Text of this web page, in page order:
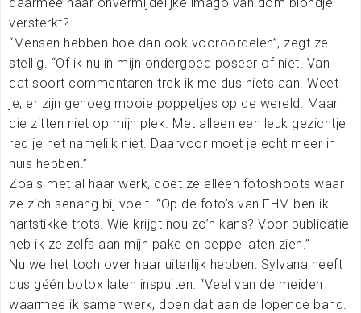
versterkt?
“Mensen hebben hoe dan ook vooroordelen”, zegt ze
stellig. “Of ik nu in mijn ondergoed poseer of niet. Van
dat soort commentaren trek ik me dus niets aan. Weet
je, er zijn genoeg mooie poppetjes op de wereld. Maar
die zitten niet op mijn plek. Met alleen een leuk gezichtje
red je het namelijk niet. Daarvoor moet je echt meer in
huis hebben.”
Zoals met al haar werk, doet ze alleen fotoshoots waar
ze zich senang bij voelt. “Op de foto’s van FHM ben ik
hartstikke trots. Wie krijgt nou zo’n kans? Voor publicatie
heb ik ze zelfs aan mijn pake en beppe laten zien.”
Nu we het toch over haar uiterlijk hebben: Sylvana heeft
dus géén botox laten inspuiten. “Veel van de meiden
waarmee ik samenwerk, doen dat aan de lopende band.